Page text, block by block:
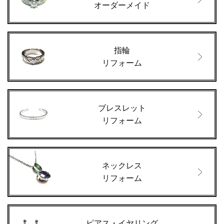
オーダーメイド
指輪
リフォーム
ブレスレット
リフォーム
ネックレス
リフォーム